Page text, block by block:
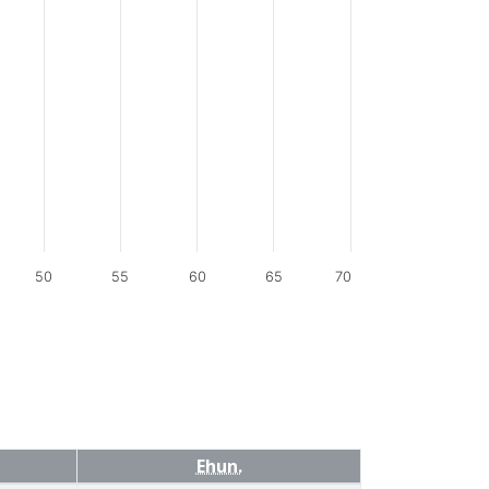
50 55 60 65 70
Ehun.